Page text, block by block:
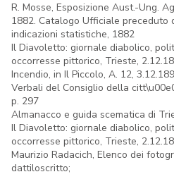
R. Mosse, Esposizione Aust.-Ung.
1882. Catalogo Ufficiale preceduto
indicazioni statistiche, 1882
Il Diavoletto: giornale diabolico,
occorresse pittorico, Trieste,
Incendio, in Il Piccolo, A. 12,
Verbali del Consiglio della
p. 297
Almanacco e guida scematica di
Il Diavoletto: giornale diabolico,
occorresse pittorico, Trieste,
Maurizio Radacich, Elenco dei
dattiloscritto;